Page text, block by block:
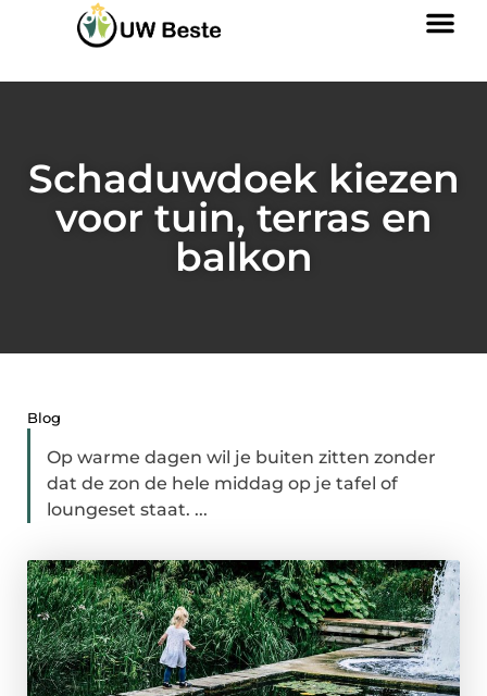
Schaduwdoek kiezen
voor tuin, terras en
balkon
Blog
Op warme dagen wil je buiten zitten zonder
dat de zon de hele middag op je tafel of
loungeset staat. ...